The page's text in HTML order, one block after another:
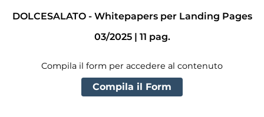
DOLCESALATO- Whitepapers per Landing Pages
03/2025| 11 pag.
Compila il form per accedere al contenuto
Compila il Form